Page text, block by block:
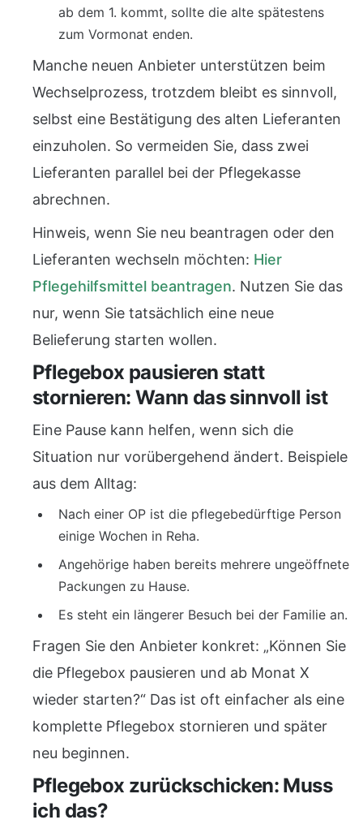
ab dem 1. kommt, sollte die alte spätestens
zum Vormonat enden.
Manche neuen Anbieter unterstützen beim
Wechselprozess, trotzdem bleibt es sinnvoll,
selbst eine Bestätigung des alten Lieferanten
einzuholen. So vermeiden Sie, dass zwei
Lieferanten parallel bei der Pflegekasse
abrechnen.
Hinweis, wenn Sie neu beantragen oder den
Lieferanten wechseln möchten: Hier
Pflegehilfsmittel beantragen. Nutzen Sie das
nur, wenn Sie tatsächlich eine neue
Belieferung starten wollen.
Pflegebox pausieren statt
stornieren: Wann das sinnvoll ist
Eine Pause kann helfen, wenn sich die
Situation nur vorübergehend ändert. Beispiele
aus dem Alltag:
Nach einer OP ist die pflegebedürftige Person
einige Wochen in Reha.
Angehörige haben bereits mehrere ungeöffnete
Packungen zu Hause.
Es steht ein längerer Besuch bei der Familie an.
Fragen Sie den Anbieter konkret: „Können Sie
die Pflegebox pausieren und ab Monat X
wieder starten?“ Das ist oft einfacher als eine
komplette Pflegebox stornieren und später
neu beginnen.
Pflegebox zurückschicken: Muss
ich das?